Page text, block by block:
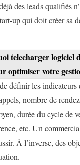
des leads qualifiés
up qui doit créer sa
telecharger logiciel
optimiser votre
définir les indicateurs
nombre de
durée du cycle de
etc. Un
À l’inverse, des